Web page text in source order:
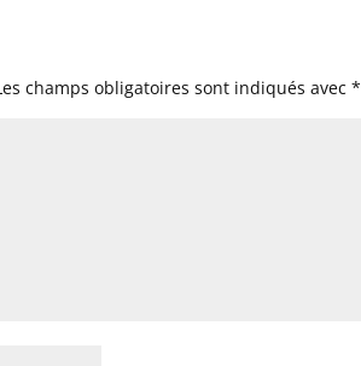
champs obligatoires sont indiqués avec*